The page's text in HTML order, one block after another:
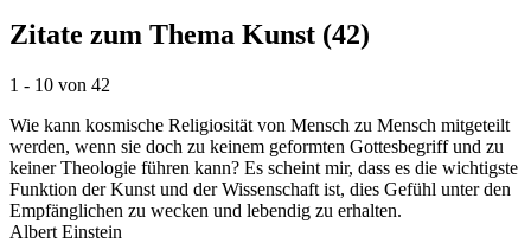
Zitate zum Thema Kunst (42)
1 - 10 von 42
Wie kann kosmische Religiosität von Mensch zu Mensch mitgeteilt
werden, wenn sie doch zu keinem geformten Gottesbegriff und zu
keiner Theologie führen kann? Es scheint mir, dass es die wichtigste
Funktion der Kunst und der Wissenschaft ist, dies Gefühl unter den
Empfänglichen zu wecken und lebendig zu erhalten.
Albert Einstein